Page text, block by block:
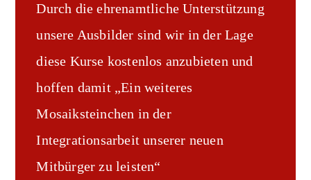
Durch die ehrenamtliche Unterstützung
unsere Ausbilder sind wir in der Lage
diese Kurse kostenlos anzubieten und
hoffen damit „Ein weiteres
Mosaiksteinchen in der
Integrationsarbeit unserer neuen
Mitbürger zu leisten“